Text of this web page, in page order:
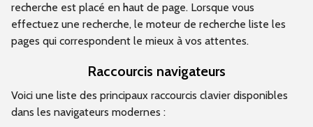
recherche est placé en haut de page. Lorsque vous
effectuez une recherche, le moteur de recherche liste les
pages qui correspondent le mieux à vos attentes.
Raccourcis navigateurs
Voici une liste des principaux raccourcis clavier disponibles
dans les navigateurs modernes :